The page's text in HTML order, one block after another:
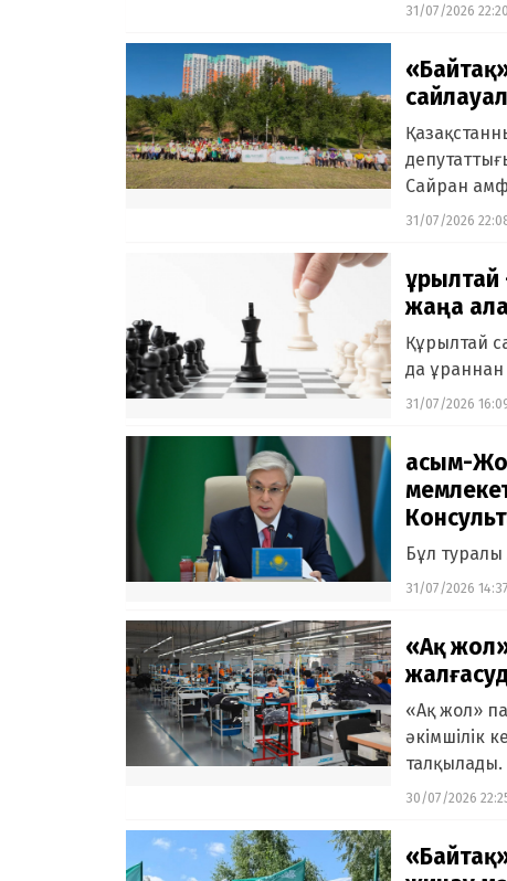
31/07/2026 22:20
Сайран
31/07/2026
жаңа
Құрылтай
да ұраннан
31/07/2026
Қасым-
Бұл
31/07/2026 14:37
«Ақ
«Ақ жол»
әкімшілік
талқылады.
30/07/2026